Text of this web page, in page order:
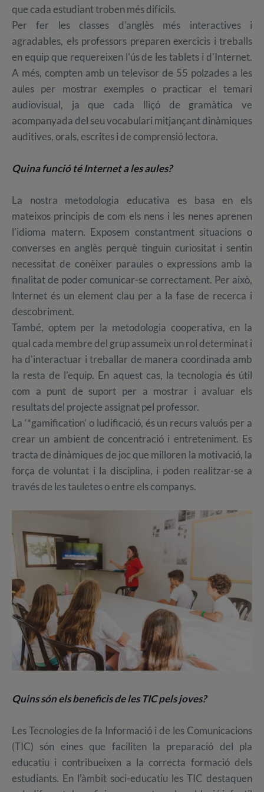
que cada estudiant troben més difícils.
Per fer les classes d'anglès més interactives i
agradables, els professors preparen exercicis i treballs
en equip que requereixen l'ús de les tablets i d'Internet.
A més, compten amb un televisor de 55 polzades a les
aules per mostrar exemples o practicar el temari
audiovisual, ja que cada lliçó de gramàtica ve
acompanyada del seu vocabulari mitjançant dinàmiques
auditives, orals, escrites i de comprensió lectora.
Quina funció té Internet a les aules?
La nostra metodologia educativa es basa en els
mateixos principis de com els nens i les nenes aprenen
l'idioma matern. Exposem constantment situacions o
converses en anglès perquè tinguin curiositat i sentin
necessitat de conèixer paraules o expressions amb la
finalitat de poder comunicar-se correctament. Per això,
Internet és un element clau per a la fase de recerca i
descobriment.
També, optem per la metodologia cooperativa, en la
qual cada membre del grup assumeix un rol determinat i
ha d'interactuar i treballar de manera coordinada amb
la resta de l'equip. En aquest cas, la tecnologia és útil
com a punt de suport per a mostrar i avaluar els
resultats del projecte assignat pel professor.
La ‘*gamification’ o ludificació, és un recurs valuós per a
crear un ambient de concentració i entreteniment. Es
tracta de dinàmiques de joc que milloren la motivació, la
força de voluntat i la disciplina, i poden realitzar-se a
través de les tauletes o entre els companys.
Quins són els beneficis de les TIC pels joves?
Les Tecnologies de la Informació i de les Comunicacions
(TIC) són eines que faciliten la preparació del pla
educatiu i contribueixen a la correcta formació dels
estudiants. En l'àmbit soci-educatiu les TIC destaquen